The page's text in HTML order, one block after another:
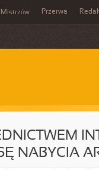
Mistrzów Przerwa
NABYCIA